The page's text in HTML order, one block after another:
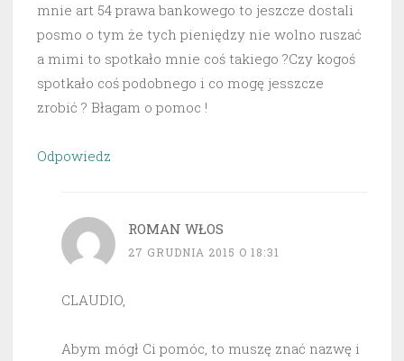
mnie art 54 prawa bankowego to jeszcze dostali
posmo o tym że tych pieniędzy nie wolno ruszać
a mimi to spotkało mnie coś takiego ?Czy kogoś
spotkało coś podobnego i co mogę jesszcze
zrobić ? Błagam o pomoc !
Odpowiedz
ROMAN WŁOS
27 GRUDNIA 2015 O 18:31
CLAUDIO,
Abym mógł Ci pomóc, to muszę znać nazwę i